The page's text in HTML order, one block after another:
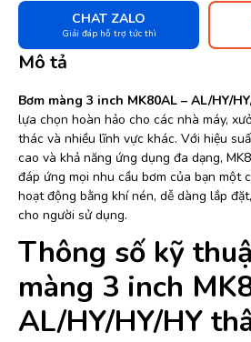
CHAT ZALO
Giải đáp hỗ trợ tức thì
Mô tả
Bơm màng 3 inch MK80AL – AL/HY/
lựa chọn hoàn hảo cho các nhà máy,
thác và nhiều lĩnh vực khác. Với hiệu
cao và khả năng ứng dụng đa dạng,
đáp ứng mọi nhu cầu bơm của bạn một
hoạt động bằng khí nén, dễ dàng lắp
cho người sử dụng.
Thông số kỹ
màng 3 inch
AL/HY/HY/HY